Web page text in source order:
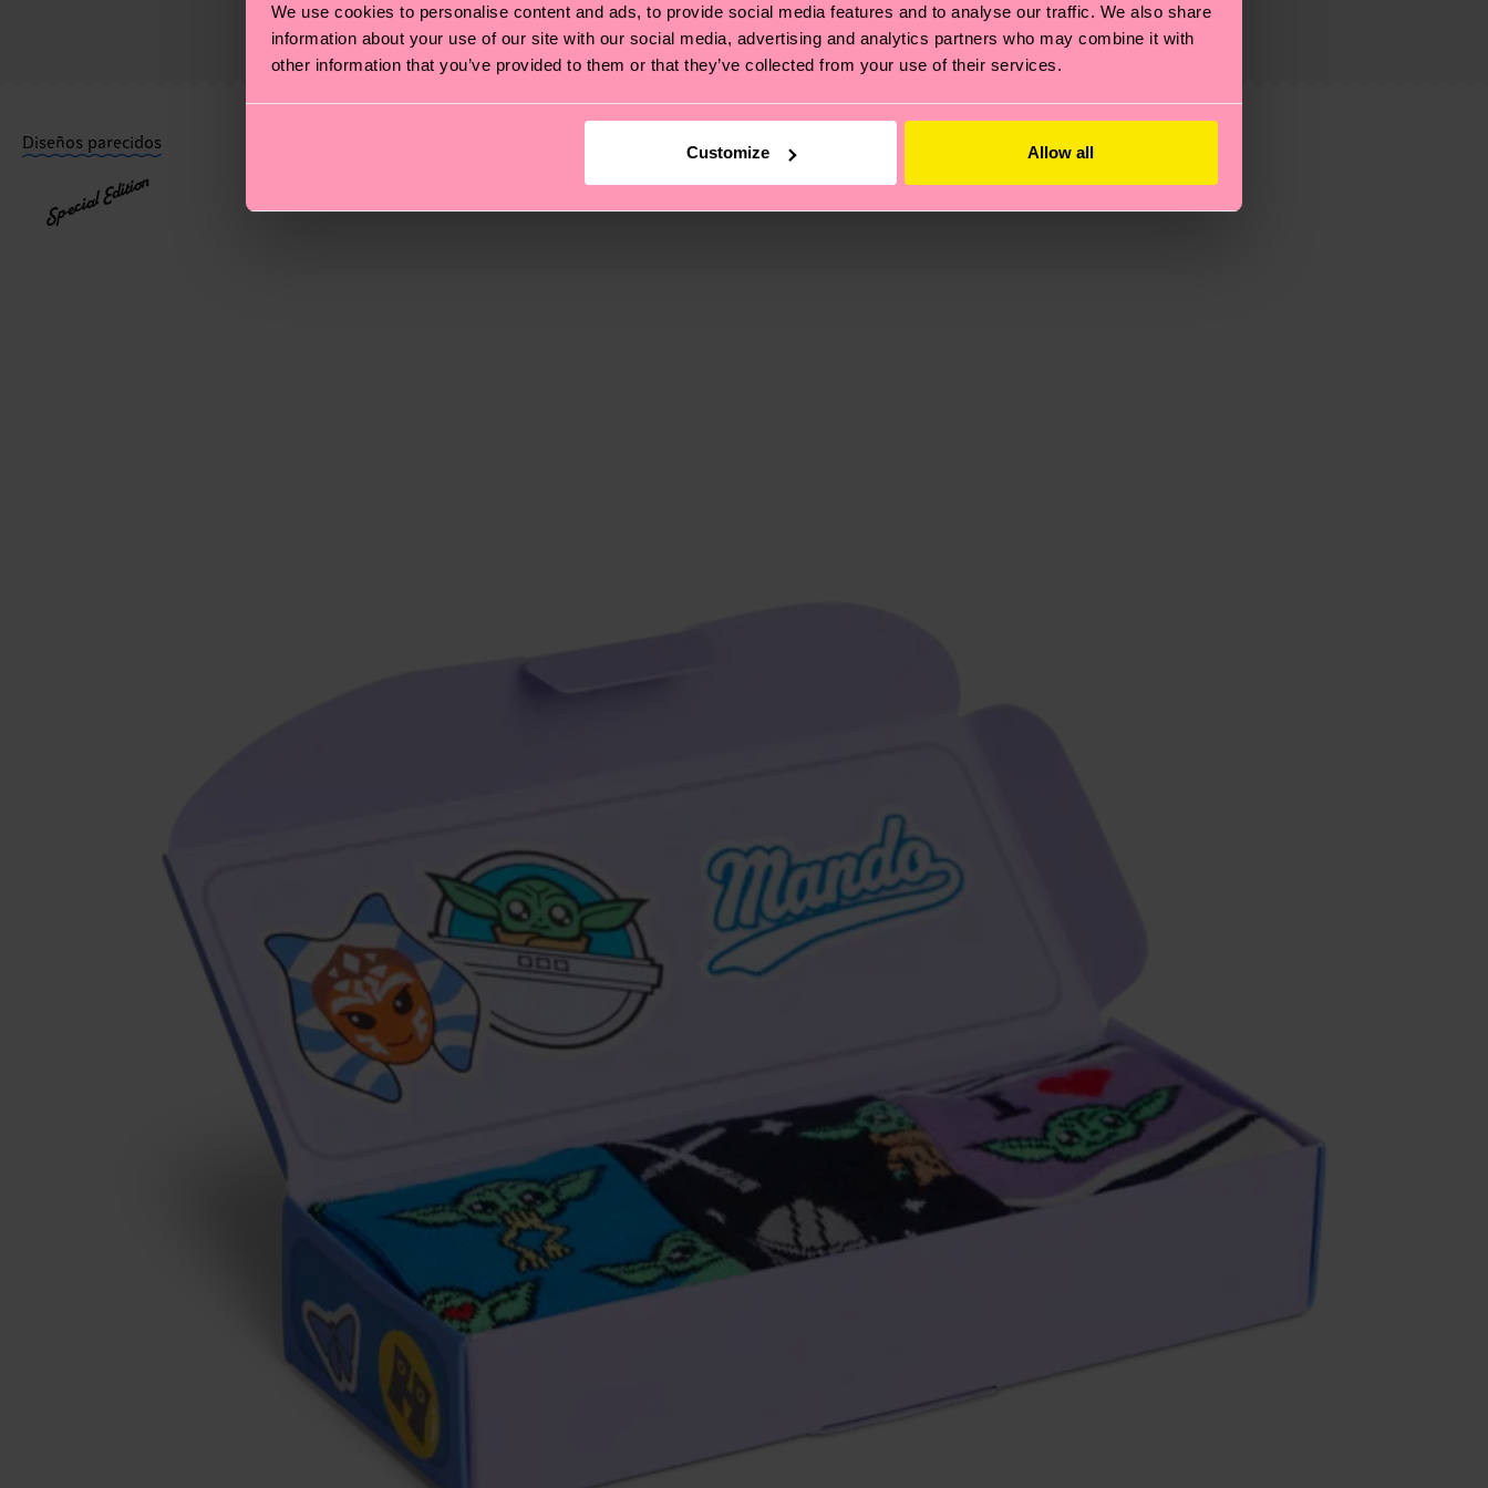
We use cookies to personalise content and ads, to provide social media features and to analyse our traffic. We also share
information about your use of our site with our social media, advertising and analytics partners who may combine it with
other information that you’ve provided to them or that they’ve collected from your use of their services.
Customize Allow all
El plazo de entrega estimado a España desde la fecha de envío es de 5-8 días laborables. Ten en cuenta que se trata de una estimación y que el tiempo exacto
puede variar según el servicio postal local.
¿Tienes dudas sobre las devoluciones? Visita nuestra página deDevolucionespara ver las respuestas a las preguntas más frecuentes.
Diseños parecidos
Special Edition